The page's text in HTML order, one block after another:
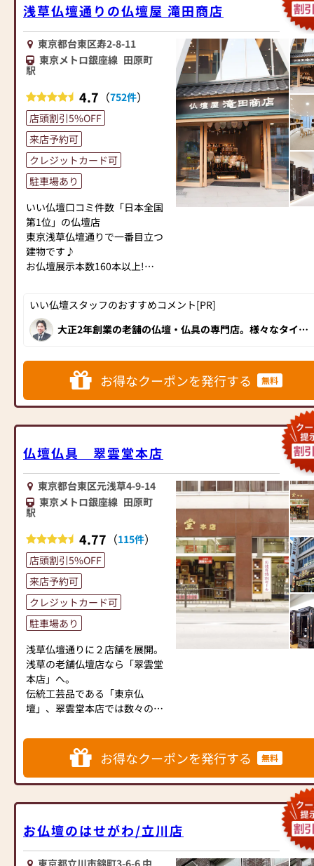
ご相談させていただく場合がご
ざいます。
新しいおまいりの形のお仏壇か
ら従来型の本気・本物志向のお
仏壇まで豊富に取り揃えており
ます。
武蔵野市・三鷹市では唯一の三
ツ星仏事コーディネーター在籍
店
仏教のお仏壇・お位牌から神道
の祖霊舎・御霊璽をはじめ、無
宗教の新しいおまいりの形まで
武蔵野市・三鷹市では地域最大
級の売り場面積と展示本数の弊
店でお客様のお探しのお品物に
出会えるとおもいます
壇のお引き取り無料にて承りま
す。
皆様のご来店お待ちしておりま
初めてのお客様も分から
ない事だらけ、どうしたら良い
か？何をしたらいいの？ご不安
ご相談ご質問だけでもベ
質問お問合せ下さい。
お客様の偲ぶお心を第一
にアドバイスさせて頂きます。
お気軽にスッタフまでお
声を掛けて下さいませ。随時ご
来店予約も承っております。
お値打ち品は数に限りが
ございます。どうぞ皆様お早め
にご来店下さいませ。
＝☆＝☆＝☆＝☆＝☆＝☆＝☆
＝☆＝☆＝☆＝☆＝☆＝☆＝☆
＝☆＝☆＝☆＝☆＝☆＝☆＝☆
＝☆＝☆＝☆＝☆＝☆＝☆＝☆
＝＝☆＝☆
■日本堂なら国産仏壇も大特
価！オリジナル商品も多数展示
中！
仏壇」も他社には無い展示数！
■当店は「唐木仏壇」「家具調
仏壇」「現代仏壇」「伝統工芸
仏壇」を見て選べるお店です！
お気軽に
お問い合わせください。
＝＝＝＝＝＝＝＝＝========
たか？」
新盆をお迎えする皆様に手作り
テキストをご用意してご準備の
お一人お一人のお気持にお応え
出来るようにスッタフも日々勉
強しております。
お気軽にお声をお掛け下さいま
せ。
お仏壇展示本数190本の金森店
小さいお仏壇から伝統的な立派
なお仏壇まで広い店内をゆっく
りと品定めしていただけます
新しいお仏壇をご購入のお客様
は今ある古いお仏壇を無料でお
引き取り致します。
（引取り地域サイズによってご
お部屋にピッタリな豊富なサイ
ズとデザインのモダン仏壇をセ
ール価格にて展示しておりま
もちろん「東京仏壇」「徳島唐
木仏壇」の銘品仏壇も見ごたえ
充分！！8/31まで大幅値下げを
実施中です!!是非一度、ご家族
スッタフ一同、皆様のご来店を
浅草仏壇通りの仏壇屋 滝田商店
東京都台東区寿2-8-11
東京メトロ銀座線 田原町
駅
4.7 （752件）
店頭割引5%OFF
来店予約可
クレジットカード可
駐車場あり
いい仏壇口コミ件数「日本全国
第1位」の仏壇店
東京浅草仏壇通りで一番目立つ
建物です♪
お仏壇展示本数160本以上!
型仏壇、祖霊舎まで豊富な品揃
え。
お仏壇は下見が大切です。
来店ください。
仏壇・仏事についてのご相談も
13名の仏事コーディネーター資
受付けます。
どこよりも安い価格で、どこよ
りも親切な接客でお待ちしてお
ります。
また、下の「イチ押し記事」の
コーナーより当店ホームページ
に入れます。
そちらに、たくさんのお仏壇が
紹介されておりますので、是非
ご覧ください。
【営業時間】
9:00～18:00 年中無休 ※特別休
業（12/29～1/3）
東京メトロ銀座線「田原町」下
車 徒歩2分
専用駐車場あり
いい仏壇スタッフのおすすめコメント[PR]
大正2年創業の老舗の仏壇・仏具の専門店。様々なタイプ
の高品質なお仏壇を豊富に取り揃え、 新築したばかりの
丁寧に説明してくださる接客対応も安心です。
お得なクーポンを発行する 無料
仏壇仏具 翠雲堂本店
東京都台東区元浅草4-9-14
東京メトロ銀座線 田原町
駅
4.77 （115件）
店頭割引5%OFF
来店予約可
クレジットカード可
駐車場あり
浅草仏壇通りに２店舗を展開。
浅草の老舗仏壇店なら「翠雲堂
本店」へ。
伝統工芸品である「東京仏
壇」、翠雲堂本店では数々の受
おります。他店ではないクオリ
ティの高い、本物志向のお仏壇
をぜひ見にいらしてください。
家具調仏壇から伝統型仏壇・金
仏壇、手ごろな値段のものから
超高級品まで幅広く取り揃えて
お得なクーポンを発行する 無料
お仏壇のはせがわ/立川店
東京都立川市錦町3-6-6 中